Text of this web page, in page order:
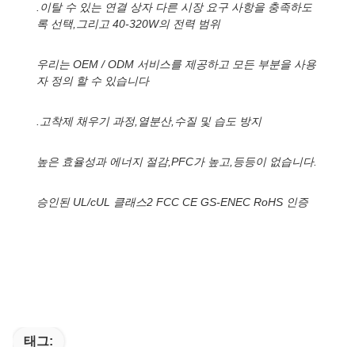
.이탈 수 있는 연결 상자 다른 시장 요구 사항을 충족하도
록 선택,그리고 40-320W의 전력 범위
우리는 OEM / ODM 서비스를 제공하고 모든 부분을 사용
자 정의 할 수 있습니다
.고착제 채우기 과정,열분산,수질 및 습도 방지
높은 효율성과 에너지 절감,PFC가 높고,등등이 없습니다.
승인된 UL/cUL 클래스2 FCC CE GS-ENEC RoHS 인증
태그: